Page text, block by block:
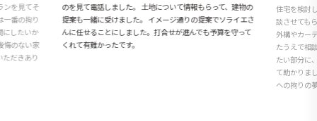
ンを見てそ
一番の拘り
にしたいか
悔のない家
ただきあり
のを見て電話しました。 土地について情報もらって、建物の
提案も一緒に受けました。 イメージ通りの提案でソライエさ
んに任せることにしました。打合せが進んでも予算を守って
くれて有難かったです。
住宅を検討
談させても
外構やカー
たうえで相
たい部分に
て助かりま
への拘りの